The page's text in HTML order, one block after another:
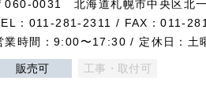
060-0031 北海道札幌市中央区北
：011-281-2311 / FAX：011-
業時間：9:00〜17:30 / 定休日：土
販売可 工事・取付可